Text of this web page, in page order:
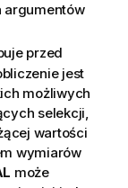
argumentów
przed
jest
możliwych
selekcji,
wartości
wymiarów
może